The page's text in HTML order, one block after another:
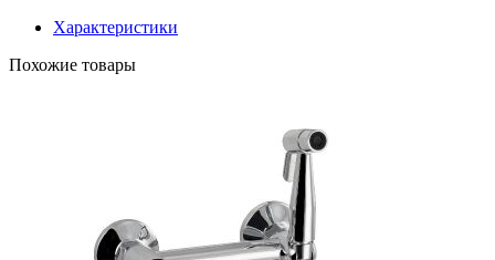
Характеристики
Похожие товары